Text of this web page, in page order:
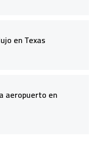
en Texas
aeropuerto en